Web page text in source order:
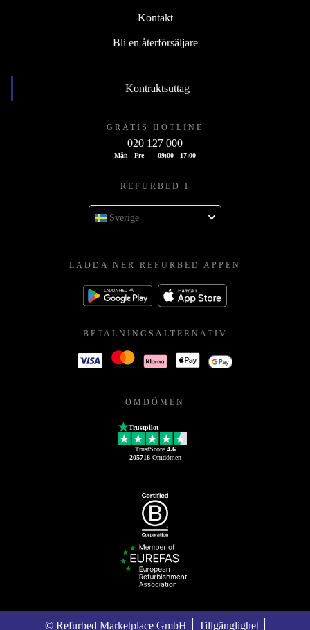
Kontakt
Bli en återförsäljare
Kontraktsuttag
GRATIS HOTLINE
020 127 000
Mån - Fre 09:00 - 17:00
REFURBED I
Sverige
LADDA NER REFURBED APPEN
BETALNINGSALTERNATIV
OMDÖMEN
Trustpilot
TrustScore 4.6
205718Omdömen
© Refurbed Marketplace GmbH Tillgänglighet